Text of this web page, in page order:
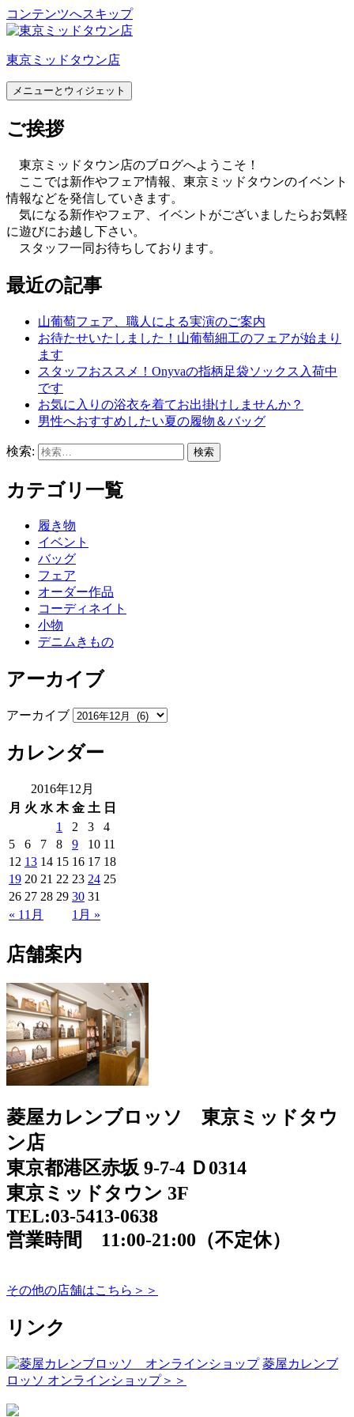
コンテンツへスキップ
東京ミッドタウン店
メニューとウィジェット
ご挨拶
東京ミッドタウン店のブログへようこそ！
ここでは新作やフェア情報、東京ミッドタウンのイベント
情報などを発信していきます。
気になる新作やフェア、イベントがございましたらお気軽
に遊びにお越し下さい。
スタッフ一同お待ちしております。
最近の記事
山葡萄フェア、職人による実演のご案内
お待たせいたしました！山葡萄細工のフェアが始まり
ます
スタッフおススメ！Onyvaの指柄足袋ソックス入荷中
です
お気に入りの浴衣を着てお出掛けしませんか？
男性へおすすめしたい夏の履物＆バッグ
検索:
カテゴリ一覧
履き物
イベント
バッグ
フェア
オーダー作品
コーディネイト
小物
デニムきもの
アーカイブ
アーカイブ
カレンダー
2016年12月
月 火 水 木 金 土 日
« 11月 1月 »
1 2 3
4
5
6 7 8 9 10 11
12 13 14 15 16 17 18
19 20 21 22 23 24 25
26 27 28 29 30 31
店舗案内
菱屋カレンブロッソ 東京ミッドタウ
ン店
東京都港区赤坂 9-7-4 Ｄ0314
東京ミッドタウン 3F
TEL:03-5413-0638
営業時間 11:00-21:00（不定休）
その他の店舗はこちら＞＞
リンク
菱屋カレンブ
ロッソ オンラインショップ＞＞